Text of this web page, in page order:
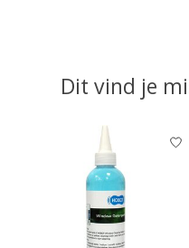
Dit vind je
Items van